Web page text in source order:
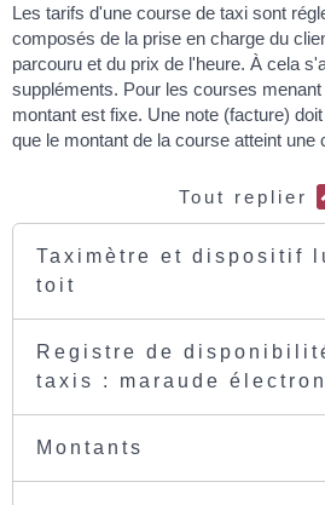
Les tarifs d'une course de taxi sont
composés de la prise en charge du
parcouru et du prix de l'heure. À cela
suppléments. Pour les courses
montant est fixe. Une note (facture)
que le montant de la course atteint une
Tout replier
Taximètre et dispositif
toit
Registre de
taxis : maraude
Montants